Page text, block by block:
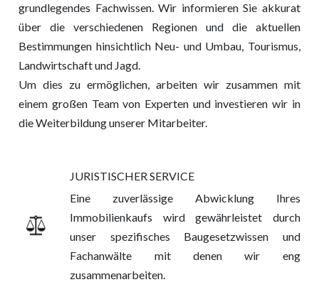
grundlegendes Fachwissen. Wir informieren Sie akkurat
über die verschiedenen Regionen und die aktuellen
Bestimmungen hinsichtlich Neu- und Umbau, Tourismus,
Landwirtschaft und Jagd.
Um dies zu ermöglichen, arbeiten wir zusammen mit
einem großen Team von Experten und investieren wir in
die Weiterbildung unserer Mitarbeiter.
JURISTISCHER SERVICE
Eine zuverlässige Abwicklung Ihres
Immobilienkaufs wird gewährleistet durch
unser spezifisches Baugesetzwissen und
Fachanwälte mit denen wir eng
zusammenarbeiten.